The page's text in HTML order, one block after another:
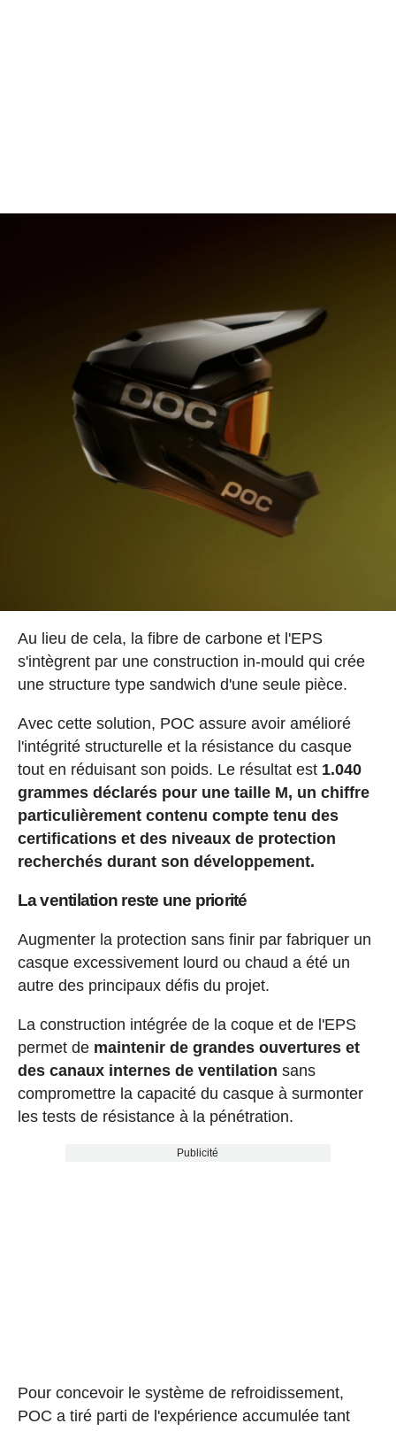
Au lieu de cela, la fibre de carbone et l'EPS
s'intègrent par une construction in-mould qui crée
une structure type sandwich d'une seule pièce.
Avec cette solution, POC assure avoir amélioré
l'intégrité structurelle et la résistance du casque
tout en réduisant son poids. Le résultat est 1.040
grammes déclarés pour une taille M, un chiffre
particulièrement contenu compte tenu des
certifications et des niveaux de protection
recherchés durant son développement.
La ventilation reste une priorité
Augmenter la protection sans finir par fabriquer un
casque excessivement lourd ou chaud a été un
autre des principaux défis du projet.
La construction intégrée de la coque et de l'EPS
permet de maintenir de grandes ouvertures et
des canaux internes de ventilation sans
compromettre la capacité du casque à surmonter
les tests de résistance à la pénétration.
Publicité
Pour concevoir le système de refroidissement,
POC a tiré parti de l'expérience accumulée tant